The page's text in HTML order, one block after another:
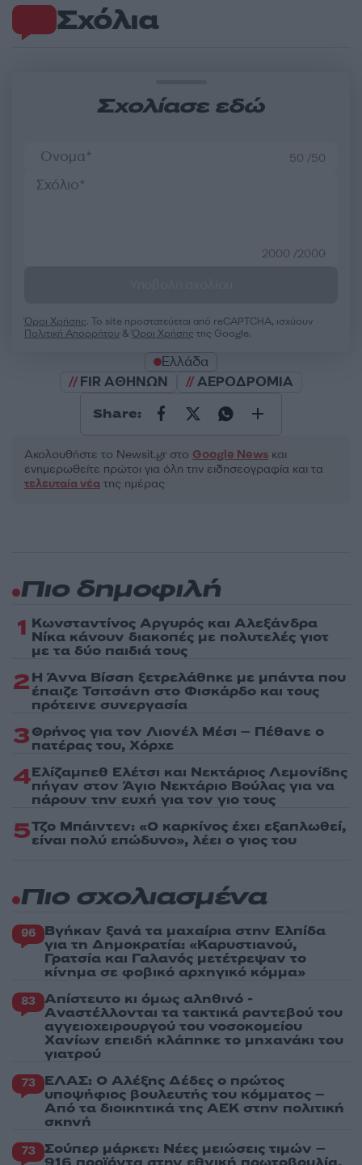
Σχόλια
Σχολίασε εδώ
50 /50
2000 /2000
Όροι Χρήσης. Το site προστατεύεται από reCAPTCHA, ισχύουν
Πολιτική Απορρήτου &Όροι Χρήσης της Google.
Ελλάδα
FIR ΑΘΗΝΩΝ
ΑΕΡΟΔΡΟΜΙΑ
Share:
Ακολουθήστε το Νewsit.gr στο Google News και
ενημερωθείτε πρώτοι για όλη την ειδησεογραφία και τα
τελευταία νέα της ημέρας
Πιο δημοφιλή
1 Κωνσταντίνος Αργυρός και Αλεξάνδρα
Νίκα κάνουν διακοπές με πολυτελές γιοτ
με τα δύο παιδιά τους
2Η Άννα Βίσση ξετρελάθηκε με μπάντα που
έπαιζε Τσιτσάνη στο Φισκάρδο και τους
πρότεινε συνεργασία
3Θρήνος για τον Λιονέλ Μέσι – Πέθανε ο
πατέρας του, Χόρχε
4Ελίζαμπεθ Ελέτσι και Νεκτάριος Λεμονίδης
πήγαν στον Άγιο Νεκτάριο Βούλας για να
πάρουν την ευχή για τον γιο τους
5Τζο Μπάιντεν: «Ο καρκίνος έχει εξαπλωθεί,
είναι πολύ επώδυνο», λέει ο γιος του
Πιο σχολιασμένα
96 Βγήκαν ξανά τα μαχαίρια στην Ελπίδα
για τη Δημοκρατία: «Καρυστιανού,
Γρατσία και Γαλανός μετέτρεψαν το
κίνημα σε φοβικό αρχηγικό κόμμα»
83 Απίστευτο κι όμως αληθινό -
Aναστέλλονται τα τακτικά ραντεβού του
αγγειοχειρουργού του νοσοκομείου
Χανίων επειδή κλάπηκε το μηχανάκι του
γιατρού
73 ΕΛΑΣ: Ο Αλέξης Δέδες ο πρώτος
υποψήφιος βουλευτής του κόμματος –
Από τα διοικητικά της ΑΕΚ στην πολιτική
σκηνή
73 Σούπερ μάρκετ: Νέες μειώσεις τιμών –